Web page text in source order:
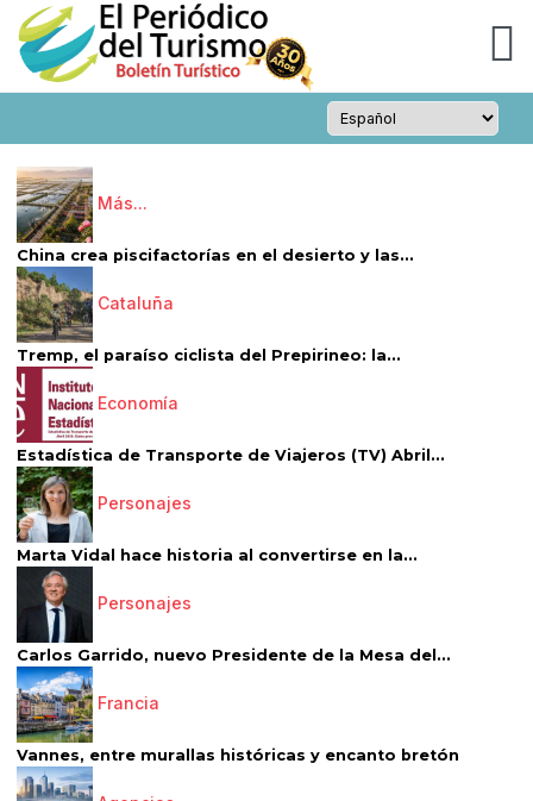
Más...
China crea piscifactorías en el desierto y las...
Cataluña
Tremp, el paraíso ciclista del Prepirineo: la...
Economía
Estadística de Transporte de Viajeros (TV) Abril...
Personajes
Marta Vidal hace historia al convertirse en la...
Personajes
Carlos Garrido, nuevo Presidente de la Mesa del...
Francia
Vannes, entre murallas históricas y encanto bretón